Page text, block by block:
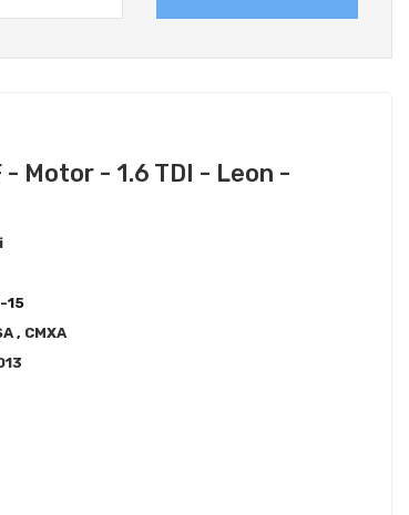
Motor - 1.6 TDI - Leon -
15
, CMXA